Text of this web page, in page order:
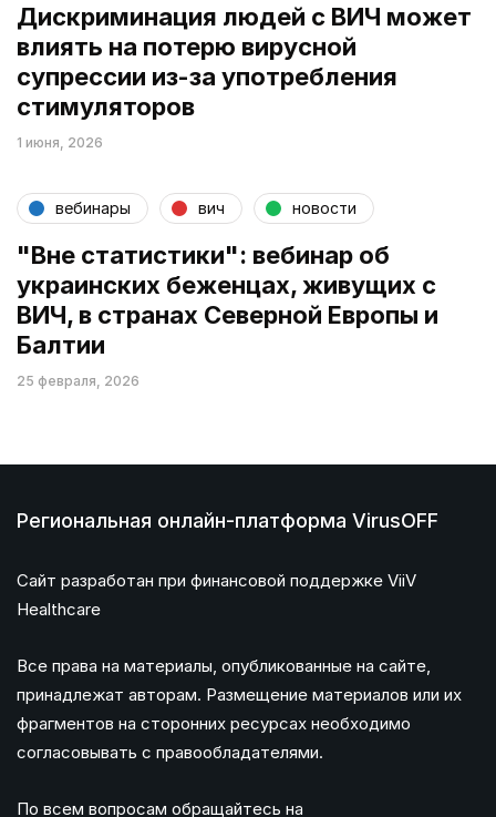
Дискриминация людей с ВИЧ может
влиять на потерю вирусной
супрессии из-за употребления
стимуляторов
1 июня, 2026
вебинары вич новости
"Вне статистики": вебинар об
украинских беженцах, живущих с
ВИЧ, в странах Северной Европы и
Балтии
25 февраля, 2026
Региональная онлайн-платформа VirusOFF
Сайт разработан при финансовой поддержке ViiV
Healthcare
Все права на материалы, опубликованные на сайте,
принадлежат авторам. Размещение материалов или их
фрагментов на сторонних ресурсах необходимо
согласовывать с правообладателями.
По всем вопросам обращайтесь на